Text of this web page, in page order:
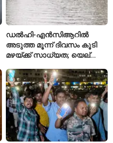
ഡൽഹി-എൻസിആറിൽ
അടുത്ത മൂന്ന് ദിവസം കൂടി
മഴയ്ക്ക് സാധ്യത; യെല്ലോ
ഐഎംഡി